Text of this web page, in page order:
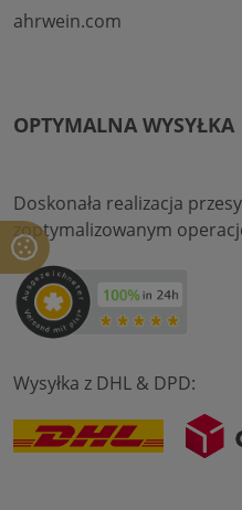
ahrwein.com
OPTYMALNA WYSYŁKA
Doskonała realizacja
zoptymalizowanym
Wysyłka z DHL & DPD: